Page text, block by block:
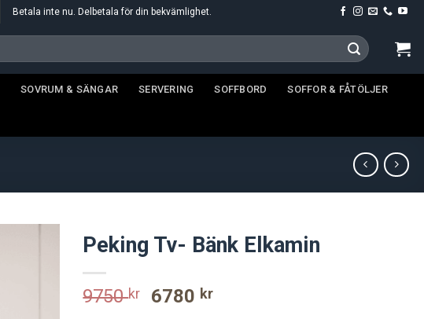
Betala inte nu. Delbetala för din bekvämlighet.
SOVRUM & SÄNGAR SERVERING SOFFBORD SOFFOR & FÅTÖLJER
Peking Tv- Bänk Elkamin
9750kr
Original
6780 krCurrent